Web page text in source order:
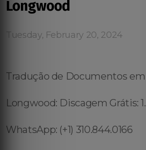
Longwood
Tuesday, February 20, 2024
Tradução de Documentos
Longwood: Discagem Grátis:
WhatsApp: (+1) 310.844.0166